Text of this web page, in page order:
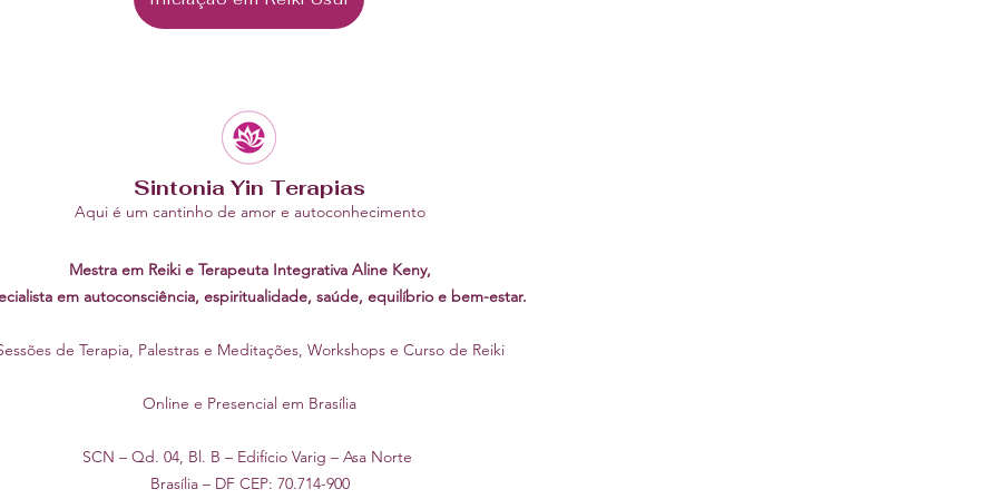
Sintonia Yin Terapias
Aqui é um cantinho de amor e autoconhecimento
Mestra em Reiki e Terapeuta Integrativa Aline Keny,
em autoconsciência, espiritualidade, saúde, equilíbrio e bem-estar.
de Terapia, Palestras e Meditações, Workshopse Curso de Reiki
Online e Presencial em Brasília
SCN – Qd. 04, Bl. B – Edifício Varig – Asa Norte
Brasília – DF CEP: 70.714-900